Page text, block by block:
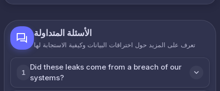
الأسئلة المتداولة
تعرف على المزيد حول اختراقات البيانات وكيفية الاستجابة لها
1
Did these leaks come from a breach of our
systems?